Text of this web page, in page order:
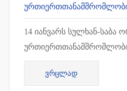
14 იანვარს სულხან-საბა
ადვოკატთა
მოსამზადებელ ცენტრთან.
ᲕᲠᲪᲚᲐᲓ